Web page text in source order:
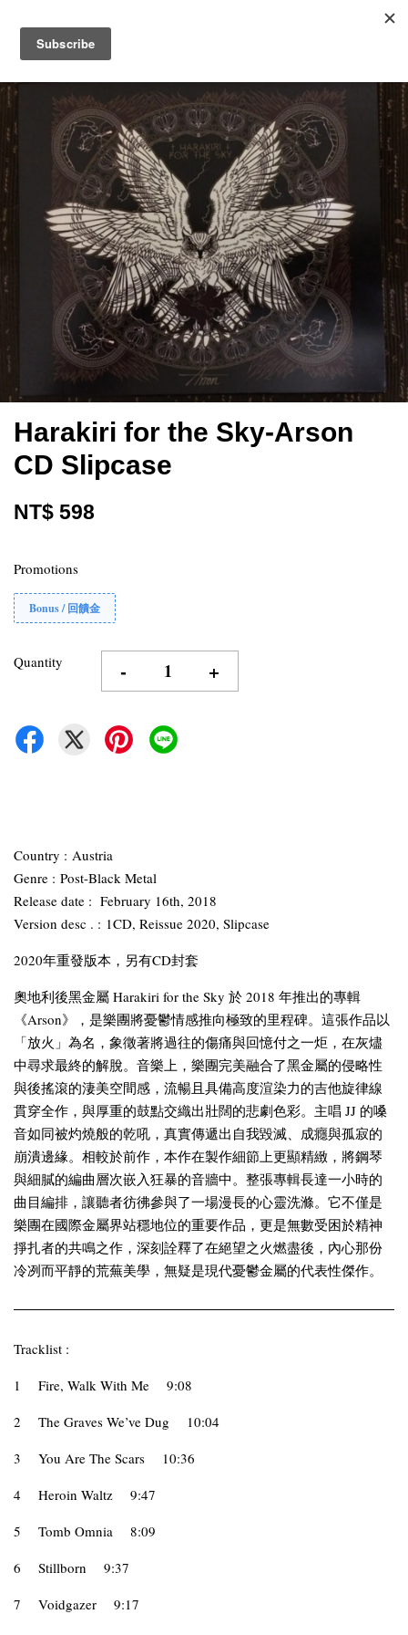
Harakiri for the Sky-Arson
CD Slipcase
NT$ 598
Promotions
Bonus / 回饋金
Quantity - +
Country : Austria
Genre : Post-Black Metal
Release date : February 16th, 2018
Version desc . : 1CD, Reissue 2020, Slipcase
2020年重發版本，另有CD封套
奧地利後黑金屬 Harakiri for the Sky 於 2018 年推出的專輯
《Arson》，是樂團將憂鬱情感推向極致的里程碑。這張作品以
「放火」為名，象徵著將過往的傷痛與回憶付之一炬，在灰燼
中尋求最終的解脫。音樂上，樂團完美融合了黑金屬的侵略性
與後搖滾的淒美空間感，流暢且具備高度渲染力的吉他旋律線
貫穿全作，與厚重的鼓點交織出壯闊的悲劇色彩。主唱 JJ 的嗓
音如同被灼燒般的乾吼，真實傳遞出自我毀滅、成癮與孤寂的
崩潰邊緣。相較於前作，本作在製作細節上更顯精緻，將鋼琴
與細膩的編曲層次嵌入狂暴的音牆中。整張專輯長達一小時的
曲目編排，讓聽者彷彿參與了一場漫長的心靈洗滌。它不僅是
樂團在國際金屬界站穩地位的重要作品，更是無數受困於精神
掙扎者的共鳴之作，深刻詮釋了在絕望之火燃盡後，內心那份
冷冽而平靜的荒蕪美學，無疑是現代憂鬱金屬的代表性傑作。
Tracklist :
1
Fire, Walk With Me
9:08
2
The Graves We’ve Dug
10:04
3
You Are The Scars
10:36
4
Heroin Waltz
9:47
5
Tomb Omnia
8:09
6
Stillborn
9:37
7
Voidgazer 9:17